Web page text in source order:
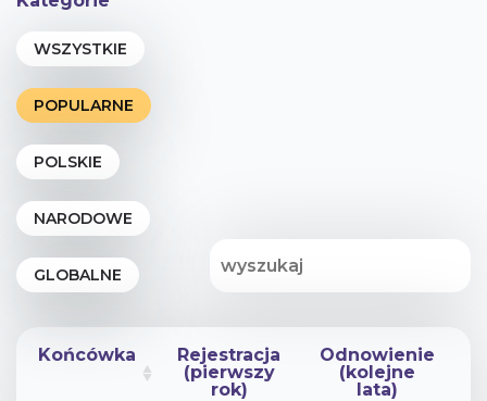
Końcówka
Rejestracja
(pierwszy
rok)
Odnowienie
(kolejne
lata)